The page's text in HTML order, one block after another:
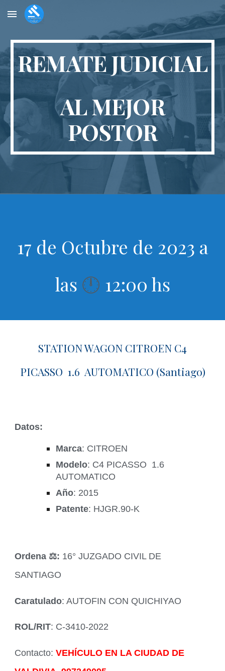
Skip to main content Skip to navigation
REMATE JUDICIAL
AL MEJOR
POSTOR
17 de Octubre de 2023 a
las 🕛 12:00 hs
STATION WAGON CITROEN C4
PICASSO 1.6 AUTOMATICO (Santiago)
Datos:
Marca: CITROEN
Modelo: C4 PICASSO 1.6
AUTOMATICO
Año: 2015
Patente: HJGR.90-K
Ordena ‍⚖️: 16° JUZGADO CIVIL DE
SANTIAGO
Caratulado: AUTOFIN CON QUICHIYAO
ROL/RIT: C-3410-2022
Contacto:VEHÍCULO EN LA CIUDAD DE